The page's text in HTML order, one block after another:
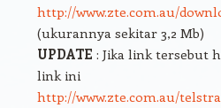
http://www.zte.com.au/
(ukurannya sekitar 3,2 Mb)
UPDATE : Jika link tersebut
link ini
http://www.zte.com.au/